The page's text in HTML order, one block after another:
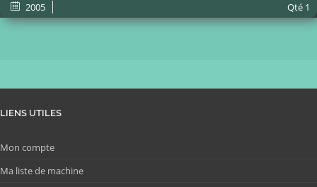
2005 Qté 1
LIENS UTILES
Mon compte
Ma liste de machine